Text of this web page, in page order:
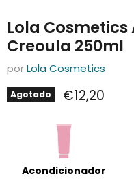
Lola
Creoula 250ml
porLola Cosmetics
Agotado Precio
€12,20
Acondicionador